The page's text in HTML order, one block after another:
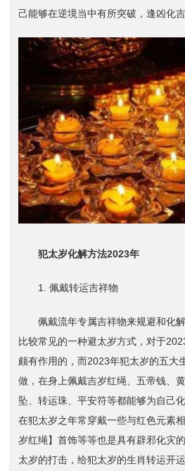
己能够在逆境当中有所突破，逢凶化吉
犯太岁化解方法2023年
1. 佩戴转运吉祥物
佩戴流年专属吉祥物来规避和化解
比较常见的一种避太岁方式，对于
颇有作用的，而2023年犯太岁的五大
做，在身上佩戴吉岁红绳、五帝钱、
坠、转运珠、平安符等都能够为自己
在犯太岁之年常穿戴一些与红色元素
岁红绳】首饰等等也是具有辟邪化灾
太岁的打击，给犯太岁的生肖转运开运